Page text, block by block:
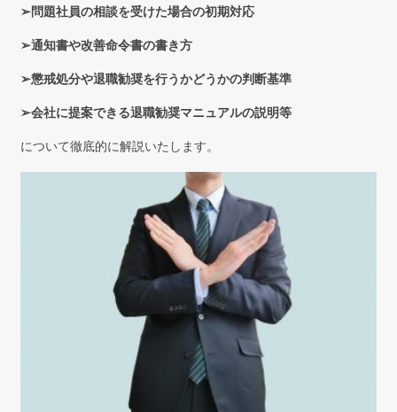
➢問題社員の相談を受けた場合の初期対応
➢通知書や改善命令書の書き方
➢懲戒処分や退職勧奨を行うかどうかの判断基準
➢会社に提案できる退職勧奨マニュアルの説明等
について徹底的に解説いたします。